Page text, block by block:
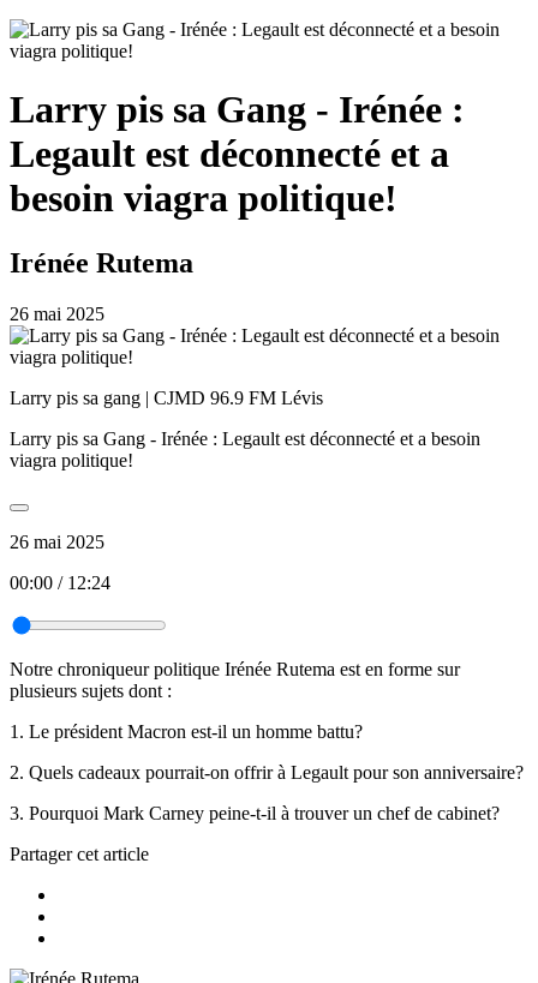
Larry pis sa Gang - Irénée :
Legault est déconnecté et a
besoin viagra politique!
Irénée Rutema
26 mai 2025
Larry pis sa gang | CJMD 96.9 FM Lévis
Larry pis sa Gang - Irénée : Legault est déconnecté et a besoin
viagra politique!
26 mai 2025
00:00 / 12:24
Notre chroniqueur politique Irénée Rutema est en forme sur
plusieurs sujets dont :
1. Le président Macron est-il un homme battu?
2. Quels cadeaux pourrait-on offrir à Legault pour son anniversaire?
3. Pourquoi Mark Carney peine-t-il à trouver un chef de cabinet?
Partager cet article